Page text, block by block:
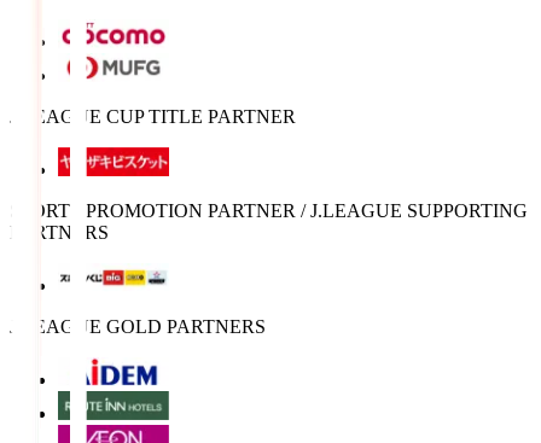
J.LEAGUE CUP TITLE PARTNER
SPORTS PROMOTION PARTNER / J.LEAGUE SUPPORTING
PARTNERS
J.LEAGUE GOLD PARTNERS